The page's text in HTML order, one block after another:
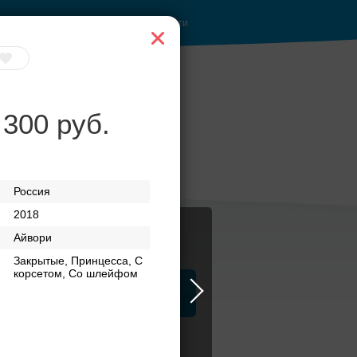
руб.
Россия
2018
Айвори
Закрытые, Принцесса, С
корсетом, Со шлейфом
Войти
своё платье